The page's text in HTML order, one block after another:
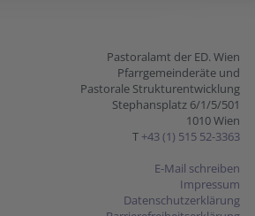
Pastoralamt der ED. Wien
Pfarrgemeinderäte und
Pastorale Strukturentwicklung
Stephansplatz 6/1/5/501
1010 Wien
T +43 (1) 515 52-3363
E-Mail schreiben
Impressum
Datenschutzerklärung